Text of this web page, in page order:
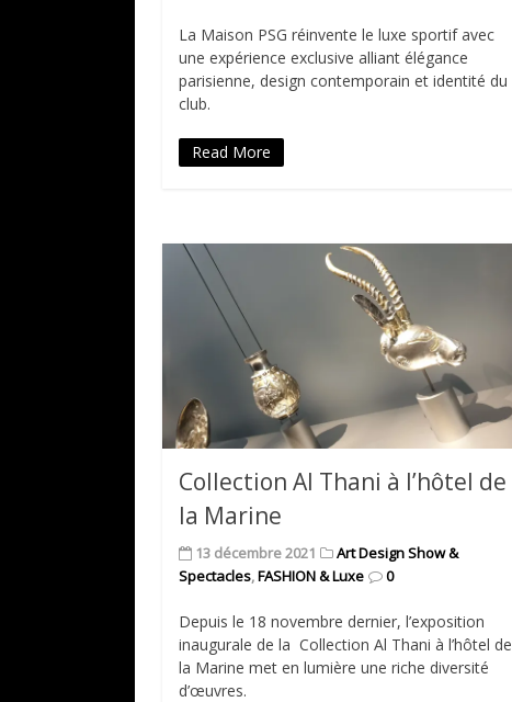
La Maison PSG réinvente le luxe sportif avec
une expérience exclusive alliant élégance
parisienne, design contemporain et identité du
club.
Read More
Collection Al Thani à l’hôtel de
la Marine
13 décembre 2021
Art Design Show &
Spectacles,FASHION & Luxe 0
Depuis le 18 novembre dernier, l’exposition
inaugurale de la Collection Al Thani à l’hôtel de
la Marine met en lumière une riche diversité
d’œuvres.